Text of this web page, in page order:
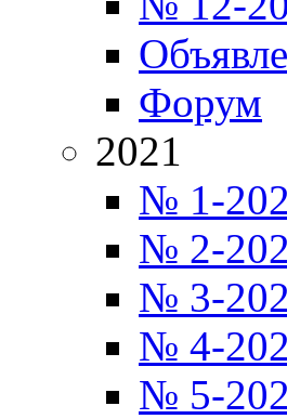
Форум
2021
№ 1-
№ 2-
№ 3-
№ 4-
№ 5-